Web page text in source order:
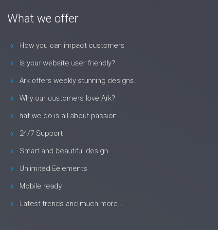
What we offer
How you can impact customers
Is your website user friendly?
Ark offers weekly stunning designs.
Why our customers love Ark?
hat we do is all about passion
24/7 Support
Smart and beautiful design
Unlimited Eelements
Mobile ready
Latest trends and much more...